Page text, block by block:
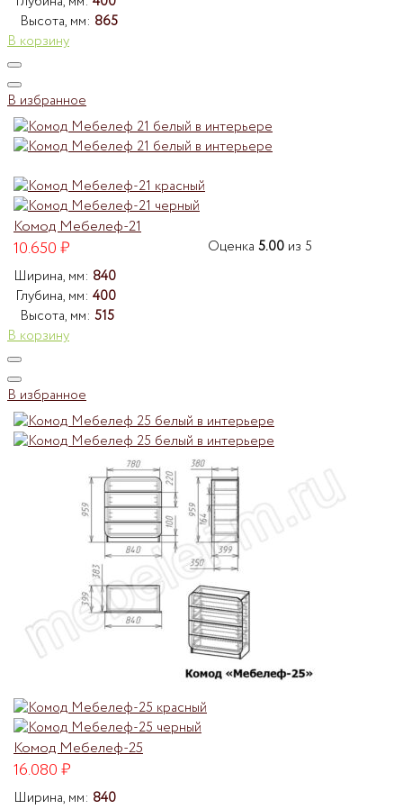
Высота, мм: 865
В корзину
В избранное
Комод Мебелеф-21
Оценка 5.00из 5
10.650₽
Ширина, мм: 840
Глубина, мм: 400
Высота, мм: 515
В корзину
В избранное
Комод Мебелеф-25
16.080₽
Ширина, мм: 840